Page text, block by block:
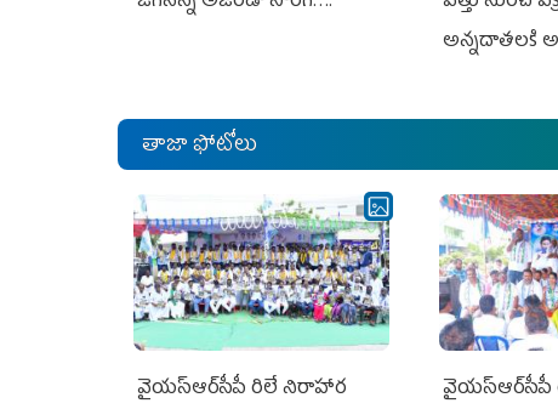
అన్నదాతలకి
తాజా ఫోటోలు
వైయ‌స్ఆర్‌సీపీ రిలే నిరాహార
వైయ‌స్ఆర్‌సీపీ